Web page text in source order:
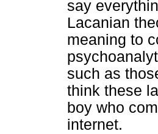
say
Lacanian
meaning to
such as
think these
boy who
internet.